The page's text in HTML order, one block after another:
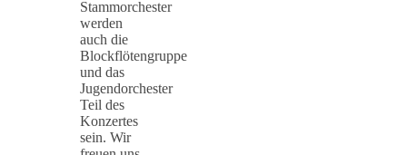
Stammorchester
werden
auch die
Blockflötengruppe
und das
Jugendorchester
Teil des
Konzertes
sein. Wir